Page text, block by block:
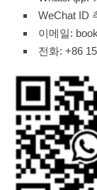
WeChat ID
이메일:
전화: +86